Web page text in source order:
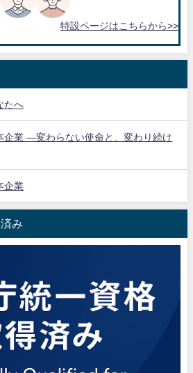
特設ページはこちらから>>
たへ
企業 ―変わらない使命と、変わり続け
企業
み